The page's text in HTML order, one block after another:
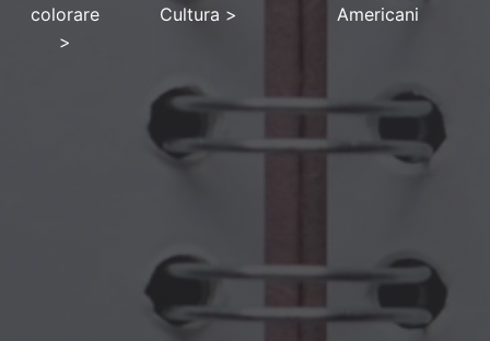
colorare
>
Cultura >
Americani